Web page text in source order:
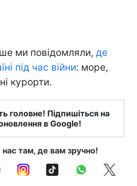
ми повідомляли, де
під час війни: море,
курорти.
головне! Підпишіться на
в Google!
там, де вам зручно!